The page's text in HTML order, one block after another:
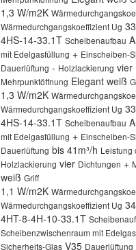
1,3 W/m2K
Wärmedurchgangskoeffizient Ug
4HS-14-33.1T Scheibenaufbau
mit Edelgasfüllung + Einscheiben-
Dauerlüftung - Holzlackierung vier
Mehrpunktöffnung Elegant weiß
1,3 W/m2K
Wärmedurchgangskoeffizient Ug
4HS-14-33.1T Scheibenaufbau
mit Edelgasfüllung + Einscheiben-
Dauerlüftung bis 41m³/h Leistung
Holzlackierung vier Dichtungen +
weiß Griff
1,1 W/m2K
Wärmedurchgangskoeffizient Ug
4HT-8-4H-10-33.1T
Scheibenzwischenraum mit
Sicherheits-Glas V35 Dauerlüftung